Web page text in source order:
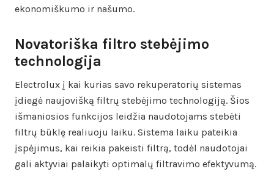
ekonomiškumo ir našumo.
Novatoriška filtro stebėjimo
technologija
Electrolux į kai kurias savo rekuperatorių sistemas
įdiegė naujovišką filtrų stebėjimo technologiją. Šios
išmaniosios funkcijos leidžia naudotojams stebėti
filtrų būklę realiuoju laiku. Sistema laiku pateikia
įspėjimus, kai reikia pakeisti filtrą, todėl naudotojai
gali aktyviai palaikyti optimalų filtravimo efektyvumą.